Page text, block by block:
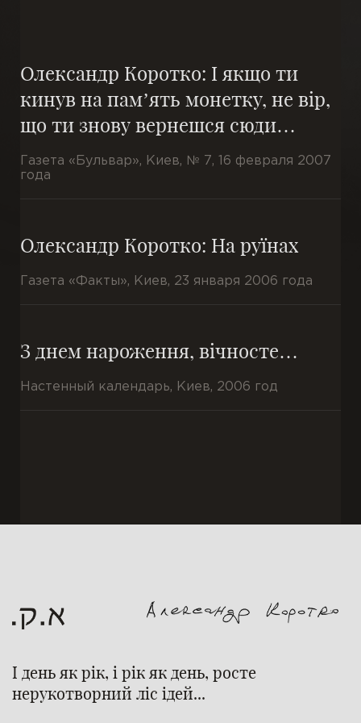
Переклади
Підрядкові
Чернетки
Публікації
Книги
Олександр Коротко: І якщо ти
кинув на пам’ять монетку, не вір,
що ти знову вернешся сюди…
Газета «Бульвар», Киев, № 7, 16 февраля 2007
года
Олександр Коротко: На руїнах
Газета «Факты», Киев, 23 января 2006 года
З днем нароження, вічносте…
Настенный календарь, Киев, 2006 год
І день як рік, і рік як день, росте
нерукотворний ліс ідей...